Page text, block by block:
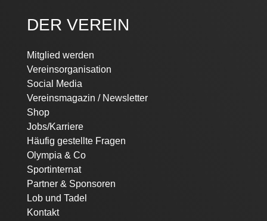
DER VEREIN
Navigation
überspringen
Mitglied werden
Vereinsorganisation
Social Media
Vereinsmagazin / Newsletter
Shop
Jobs/Karriere
Häufig gestellte Fragen
Olympia & Co
Sportinternat
Partner & Sponsoren
Lob und Tadel
Kontakt